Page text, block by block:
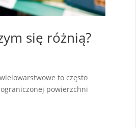
się różnią?
to często
powierzchni